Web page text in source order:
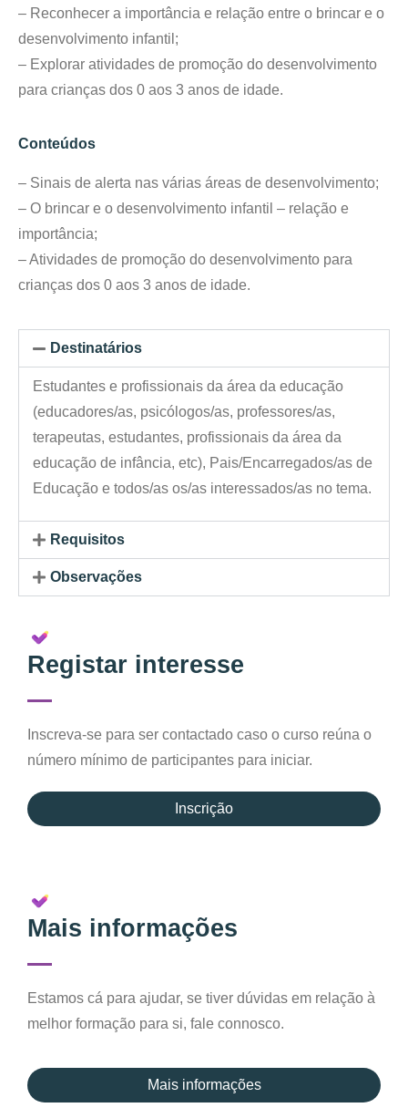
– Reconhecer a importância e relação entre o brincar e o
desenvolvimento infantil;
– Explorar atividades de promoção do desenvolvimento
para crianças dos 0 aos 3 anos de idade.
Conteúdos
– Sinais de alerta nas várias áreas de desenvolvimento;
– O brincar e o desenvolvimento infantil – relação e
importância;
– Atividades de promoção do desenvolvimento para
crianças dos 0 aos 3 anos de idade.
Destinatários
Estudantes e profissionais da área da educação
(educadores/as, psicólogos/as, professores/as,
terapeutas, estudantes, profissionais da área da
educação de infância, etc), Pais/Encarregados/as de
Educação e todos/as os/as interessados/as no tema.
Requisitos
Observações
Registar interesse
Inscreva-se para ser contactado caso o curso reúna o
número mínimo de participantes para iniciar.
Inscrição
Mais informações
Estamos cá para ajudar, se tiver dúvidas em relação à
melhor formação para si, fale connosco.
Mais informações